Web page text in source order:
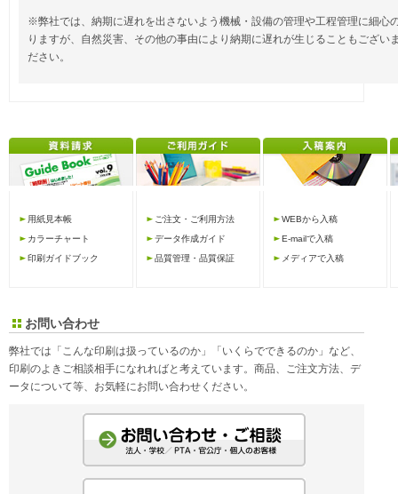
※弊社では、納期に遅れを出さないよう機械・設備の管理や工程管理に細心
りますが、自然災害、その他の事由により納期に遅れが生じることもござい
ださい。
用紙見本帳
カラーチャート
印刷ガイドブック
ご注文・ご利用方法
データ作成ガイド
品質管理・品質保証
WEBから入稿
E-mailで入稿
メディアで入稿
お問い合わせ
弊社では「こんな印刷は扱っているのか」「いくらでできるのか」など、
印刷のよきご相談相手になれればと考えています。商品、ご注文方法、デ
ータについて等、お気軽にお問い合わせください。